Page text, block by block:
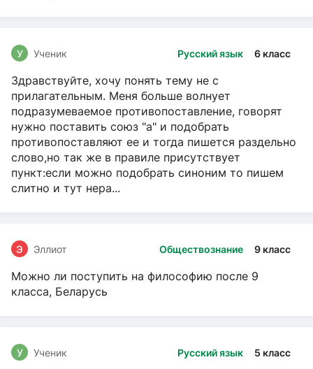
Русский язык 6 класс
У Ученик
Здравствуйте, хочу понять тему не с
прилагательным. Меня больше волнует
подразумеваемое противопоставление, говорят
нужно поставить союз "а" и подобрать
противопоставляют ее и тогда пишется раздельно
слово,но так же в правиле присутствует
пункт:если можно подобрать синоним то пишем
слитно и тут нера...
Обществознание 9 класс
Э Эллиот
Можно ли поступить на философию после 9
класса, Беларусь
Русский язык 5 класс
У Ученик